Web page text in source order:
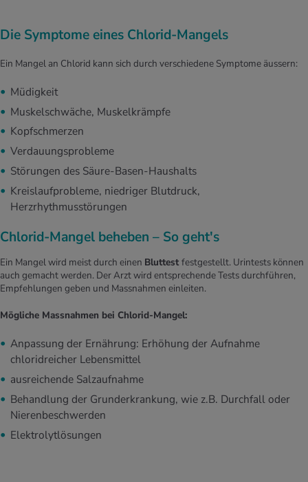
Die Symptome eines Chlorid-Mangels
Ein Mangel an Chlorid kann sich durch verschiedene Symptome äussern:
Müdigkeit
Muskelschwäche, Muskelkrämpfe
Kopfschmerzen
Verdauungsprobleme
Störungen des Säure-Basen-Haushalts
Kreislaufprobleme, niedriger Blutdruck,
Herzrhythmusstörungen
Chlorid-Mangel beheben – So geht's
Ein Mangel wird meist durch einen Bluttestfestgestellt. Urintests können
auch gemacht werden. Der Arzt wird entsprechende Tests durchführen,
Empfehlungen geben und Massnahmen einleiten.
Mögliche Massnahmen bei Chlorid-Mangel:
Anpassung der Ernährung: Erhöhung der Aufnahme
chloridreicher Lebensmittel
ausreichende Salzaufnahme
Behandlung der Grunderkrankung, wie z.B. Durchfall oder
Nierenbeschwerden
Elektrolytlösungen